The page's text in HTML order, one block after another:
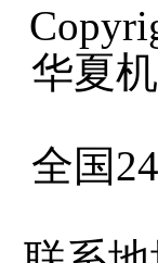
华夏
全国